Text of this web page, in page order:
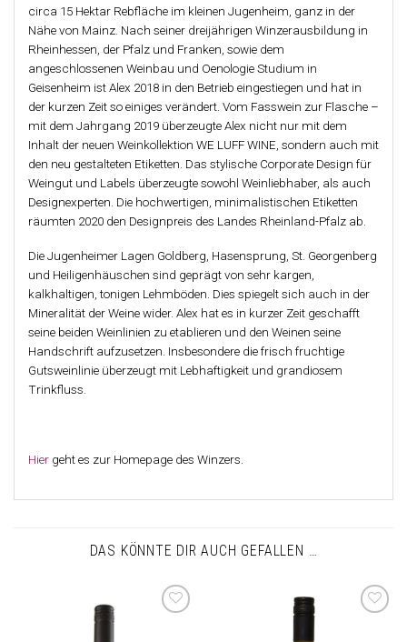
circa 15 Hektar Rebfläche im kleinen Jugenheim, ganz in der
Nähe von Mainz. Nach seiner dreijährigen Winzerausbildung in
Rheinhessen, der Pfalz und Franken, sowie dem
angeschlossenen Weinbau und Oenologie Studium in
Geisenheim ist Alex 2018 in den Betrieb eingestiegen und hat in
der kurzen Zeit so einiges verändert. Vom Fasswein zur Flasche –
mit dem Jahrgang 2019 überzeugte Alex nicht nur mit dem
Inhalt der neuen Weinkollektion WE LUFF WINE, sondern auch mit
den neu gestalteten Etiketten. Das stylische Corporate Design für
Weingut und Labels überzeugte sowohl Weinliebhaber, als auch
Designexperten. Die hochwertigen, minimalistischen Etiketten
räumten 2020 den Designpreis des Landes Rheinland-Pfalz ab.
Die Jugenheimer Lagen Goldberg, Hasensprung, St. Georgenberg
und Heiligenhäuschen sind geprägt von sehr kargen,
kalkhaltigen, tonigen Lehmböden. Dies spiegelt sich auch in der
Mineralität der Weine wider. Alex hat es in kurzer Zeit geschafft
seine beiden Weinlinien zu etablieren und den Weinen seine
Handschrift aufzusetzen. Insbesondere die frisch fruchtige
Gutsweinlinie überzeugt mit Lebhaftigkeit und grandiosem
Trinkfluss.
Hier geht es zur Homepage des Winzers.
DAS KÖNNTE DIR AUCH GEFALLEN …